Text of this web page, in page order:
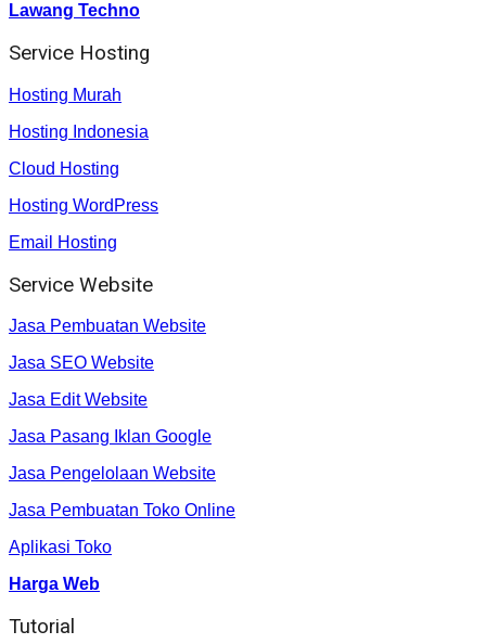
Lawang Techno
Service Hosting
Hosting Murah
Hosting Indonesia
Cloud Hosting
Hosting WordPress
Email Hosting
Service Website
Jasa Pembuatan Website
Jasa SEO Website
Jasa Edit Website
Jasa Pasang Iklan Google
Jasa Pengelolaan Website
Jasa Pembuatan Toko Online
Aplikasi Toko
Harga Web
Tutorial